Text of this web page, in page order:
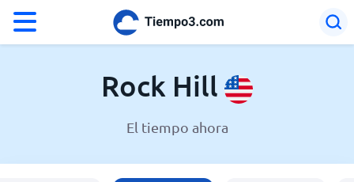
Rock Hill
El tiempo ahora